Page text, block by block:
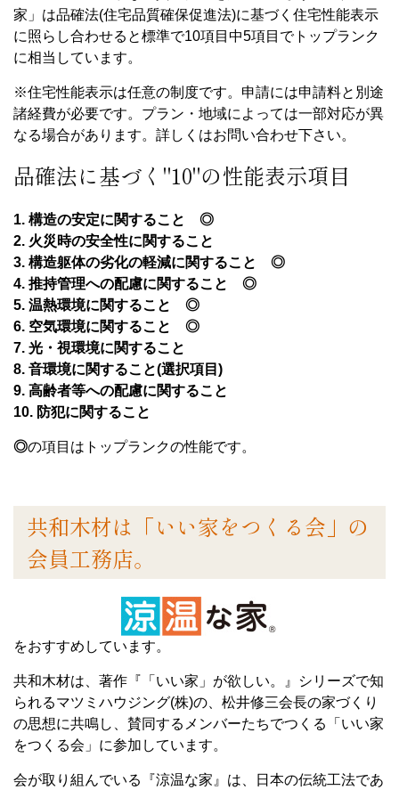
家」は品確法(住宅品質確保促進法)に基づく住宅性能表示
に照らし合わせると標準で10項目中5項目でトップランク
に相当しています。
※住宅性能表示は任意の制度です。申請には申請料と別途
諸経費が必要です。プラン・地域によっては一部対応が異
なる場合があります。詳しくはお問い合わせ下さい。
品確法に基づく"10"の性能表示項目
1. 構造の安定に関すること ◎
2. 火災時の安全性に関すること
3. 構造躯体の劣化の軽減に関すること ◎
4. 推持管理への配慮に関すること ◎
5. 温熱環境に関すること ◎
6. 空気環境に関すること ◎
7. 光・視環境に関すること
8. 音環境に関すること(選択項目)
9. 高齢者等への配慮に関すること
10. 防犯に関すること
◎の項目はトップランクの性能です。
共和木材は「いい家をつくる会」の
会員工務店。
をおすすめしています。
共和木材は、著作『「いい家」が欲しい。』シリーズで知
られるマツミハウジング(株)の、松井修三会長の家づくり
の思想に共鳴し、賛同するメンバーたちでつくる「いい家
をつくる会」に参加しています。
会が取り組んでいる『涼温な家』は、日本の伝統工法であ